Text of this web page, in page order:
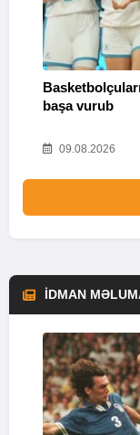
başa vurub
09.08.2026
İDMAN